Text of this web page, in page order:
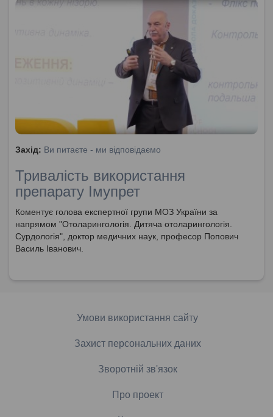
Захід: Ви питаєте - ми відповідаємо
Тривалість використання
препарату Імупрет
Коментує голова експертної групи МОЗ України за
напрямом "Отоларингологія. Дитяча отоларингологія.
Сурдологія", доктор медичних наук, професор Попович
Василь Іванович.
Умови використання сайту
Захист персональних даних
Зворотній зв'язок
Про проект